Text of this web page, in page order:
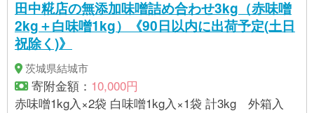
田中糀店の無添加味噌詰め合わせ3kg（赤味噌
2kg＋白味噌1kg）《90日以内に出荷予定(土日
祝除く)》
茨城県結城市
寄附金額： 10,000円
赤味噌1kg入×2袋 白味噌1kg入×1袋 計3kg 外箱入